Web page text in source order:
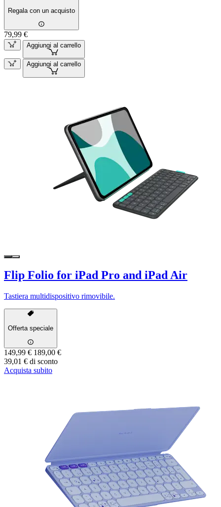
Regala con un acquisto
79,99 €
Aggiungi al carrello
Aggiungi al carrello
Flip Folio for iPad Pro and iPad Air
Tastiera multidispositivo rimovibile.
Offerta speciale
149,99 € 189,00 €
39,01 € di sconto
Acquista subito